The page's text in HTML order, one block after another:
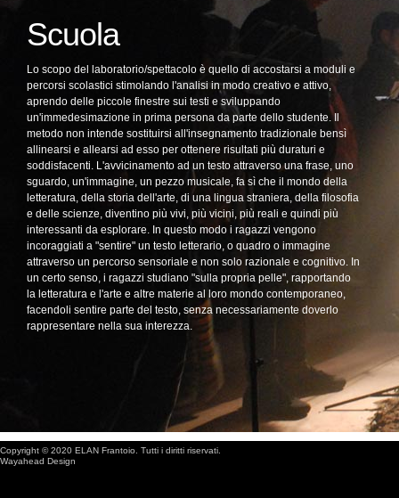
Scuola
Lo scopo del laboratorio/spettacolo è quello di accostarsi a moduli e
percorsi scolastici stimolando l'analisi in modo creativo e attivo,
aprendo delle piccole finestre sui testi e sviluppando
un'immedesimazione in prima persona da parte dello studente. Il
metodo non intende sostituirsi all'insegnamento tradizionale bensì
allinearsi e allearsi ad esso per ottenere risultati più duraturi e
soddisfacenti. L'avvicinamento ad un testo attraverso una frase, uno
sguardo, un'immagine, un pezzo musicale, fa sì che il mondo della
letteratura, della storia dell'arte, di una lingua straniera, della filosofia
e delle scienze, diventino più vivi, più vicini, più reali e quindi più
interessanti da esplorare. In questo modo i ragazzi vengono
incoraggiati a "sentire" un testo letterario, o quadro o immagine
attraverso un percorso sensoriale e non solo razionale e cognitivo. In
un certo senso, i ragazzi studiano "sulla propria pelle", rapportando
la letteratura e l'arte e altre materie al loro mondo contemporaneo,
facendoli sentire parte del testo, senza necessariamente doverlo
rappresentare nella sua interezza.
Copyright © 2020 ELAN Frantoio. Tutti i diritti riservati.
Wayahead Design